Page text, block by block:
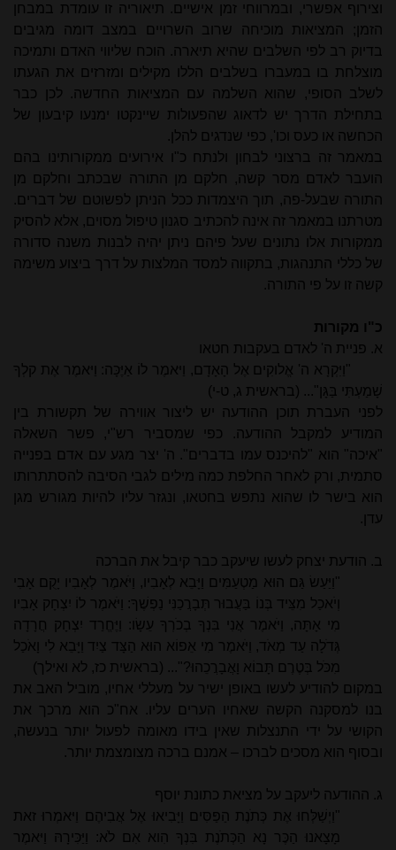
וצירוף אפשרי, ובמרווחי זמן אישיים. תיאוריה זו עומדת במבחן
הזמן; המציאות מוכיחה שרוב השרויים במצב דומה מגיבים
בדיוק רב לפי השלבים שהיא תיארה. הוכח שליווי האדם ותמיכה
מוצלחת בו במעברו בשלבים הללו מקילים ומזרזים את הגעתו
לשלב הסופי, שהוא השלמה עם המציאות החדשה. לכן כבר
בתחילת הדרך יש לדאוג שהפעולות שיינקטו ימנעו קיבעון של
הכחשה או כעס וכו', כפי שנדגים להלן.
במאמר זה ברצוני לבחון ולנתח כ"ו אירועים ממקורותינו בהם
הועבר לאדם מסר קשה, חלקם מן התורה שבכתב וחלקם מן
התורה שבעל-פה, תוך היצמדות ככל הניתן לפשוטם של דברים.
מטרתנו במאמר זה אינה להכתיב סגנון טיפול מסוים, אלא להסיק
ממקורות אלו נתונים שעל פיהם ניתן יהיה לבנות משנה סדורה
של כללי התנהגות, בתקווה למסד המלצות על דרך ביצוע משימה
קשה זו על פי התורה.
כ"ו מקורות
א. פניית ה' לאדם בעקבות חטאו
"וַיִּקְרָא ה' אֱלוקִים אֶל הָאָדָם, וַיּאמֶר לוֹ אַיֶּכָּה: וַיּאמֶר אֶת קלְךָ
שָׁמַעְתִּי בַּגָּן"... (בראשית ג, ט-י)
לפני העברת תוכן ההודעה יש ליצור אווירה של תקשורת בין
המודיע למקבל ההודעה. כפי שמסביר רש"י, פשר השאלה
"איכה" הוא "להיכנס עמו בדברים". ה' יצר מגע עם אדם בפנייה
סתמית, ורק לאחר החלפת כמה מילים לגבי הסיבה להסתתרותו
הוא בישר לו שהוא נתפש בחטאו, ונגזר עליו להיות מגורש מגן
עדן.
ב. הודעת יצחק לעשו שיעקב כבר קיבל את הברכה
"וַיַּעַשׂ גַּם הוּא מַטְעַמִּים וַיָּבֵא לְאָבִיו, וַיֹּאמֶר לְאָבִיו יָקֻם אָבִי
וְיֹאכַל מִצֵּיד בְּנוֹ בַּעֲבוּר תְּבָרֲכַנִּי נַפְשֶׁךָ: וַיֹּאמֶר לוֹ יִצְחָק אָבִיו
מִי אָתָּה, וַיֹּאמֶר אֲנִי בִּנְךָ בְכֹרְךָ עֵשָׂו: וַיֶּחֱרַד יִצְחָק חֲרָדָה
גְּדֹלָה עַד מְאֹד, וַיֹּאמֶר מִי אֵפוֹא הוּא הַצָּד צַיִד וַיָּבֵא לִי וָאֹכַל
מִכֹּל בְּטֶרֶם תָּבוֹא וָאֲבָרֲכֵהוּ?"... (בראשית כז, לא ואילך)
במקום להודיע לעשו באופן ישיר על מעללי אחיו, מוביל האב את
בנו למסקנה הקשה שאחיו הערים עליו. אח"כ הוא מרכך את
הקושי על ידי התנצלות שאין בידו מאומה לפעול יותר בנעשה,
ובסוף הוא מסכים לברכו – אמנם ברכה מצומצמת יותר.
ג. ההודעה ליעקב על מציאת כתונת יוסף
"וַיְשַׁלְּחוּ אֶת כְּתֹנֶת הַפַּסִּים וַיָּבִיאוּ אֶל אֲבִיהֶם וַיּאמְרוּ זאת
מָצָאנוּ הַכֶּר נָא הַכְּתֹנֶת בִּנְךָ הִוא אִם לֹא: וַיַּכִּירָהּ וַיּאמֶר